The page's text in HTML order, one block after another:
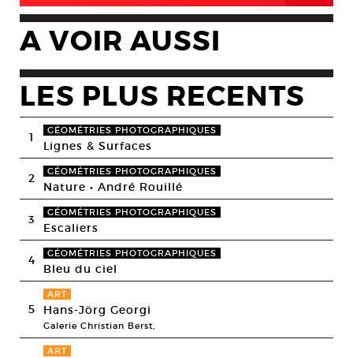
A VOIR AUSSI
LES PLUS RECENTS
1 GÉOMÉTRIES PHOTOGRAPHIQUES
Lignes & Surfaces
2 GÉOMÉTRIES PHOTOGRAPHIQUES
Nature • André Rouillé
3 GÉOMÉTRIES PHOTOGRAPHIQUES
Escaliers
4 GÉOMÉTRIES PHOTOGRAPHIQUES
Bleu du ciel
5
ART
Hans-Jörg Georgi
Galerie Christian Berst,
ART